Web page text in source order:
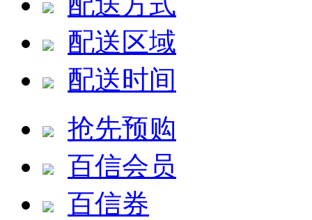
配送区域
配送时间
抢先预购
百信会员
百信券